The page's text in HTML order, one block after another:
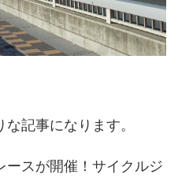
記事になります。
ースが開催！サイクルジ